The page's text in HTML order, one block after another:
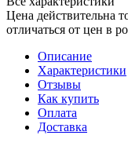
Цена действительна
отличаться от цен в
Описание
Характеристики
Отзывы
Как купить
Оплата
Доставка